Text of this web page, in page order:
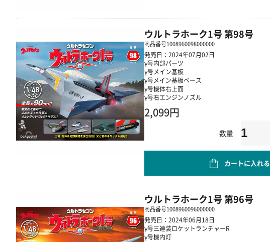
ウルトラホーク1号 第98号
商品番号1008960098000000
発売日：2024年07月02日
γ号内部パーツ
γ号メイン基板
γ号メイン基板ベース
γ号機体右上面
γ号右エンジンノズル
2,099円
数量
カートに入れる
ウルトラホーク1号 第96号
商品番号1008960096000000
発売日：2024年06月18日
γ号三連装ロケットランチャーR
γ号機内灯